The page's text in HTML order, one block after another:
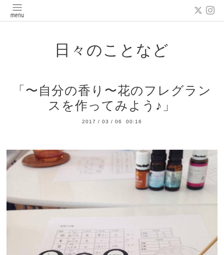
日々のことなど
「〜自分の香り〜花のフレグラン
スを作ってみよう♪」
2017 / 03 / 06 00:16